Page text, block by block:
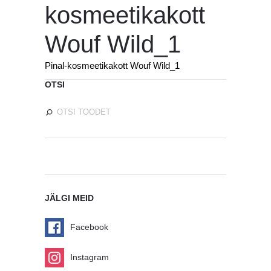
kosmeetikakott
Wouf Wild_1
Pinal-kosmeetikakott Wouf Wild_1
OTSI
JÄLGI MEID
Facebook
Instagram